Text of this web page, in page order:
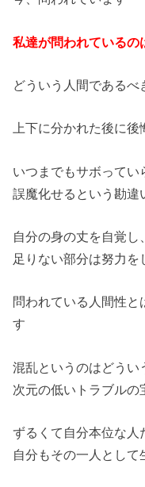
私達が問われているの
どういう人間である
上下に分かれた後に
いつまでもサボってい
誤魔化せるという勘違
自分の身の丈を自覚し、
足りない部分は努力
問われている人間性
す
混乱というのはどうい
次元の低いトラブルの
ずるくて自分本位な人
自分もその一人として